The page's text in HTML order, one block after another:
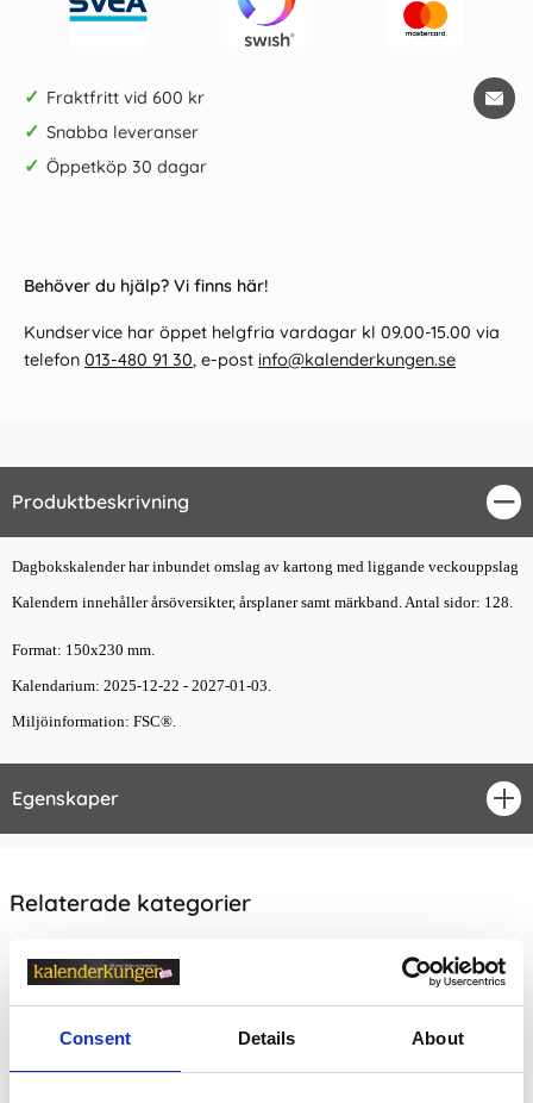
Consent Details About
✓ Fraktfritt vid 600 kr
✓ Snabba leveranser
✓ Öppetköp 30 dagar
Behöver du hjälp? Vi finns här!
Kundservice har öppet helgfria vardagar kl 09.00-15.00 via
telefon 013-480 91 30, e-post info@kalenderkungen.se
Produktbeskrivning
Dagbokskalender har inbundet omslag av kartong med liggande veckouppslag
Kalendern innehåller årsöversikter, årsplaner samt märkband. Antal sidor: 128.
Format: 150x230 mm.
Kalendarium: 2025-12-22 - 2027-01-03.
Miljöinformation: FSC®.
Egenskaper
Relaterade kategorier
Kalendrar & almanackor för 2027